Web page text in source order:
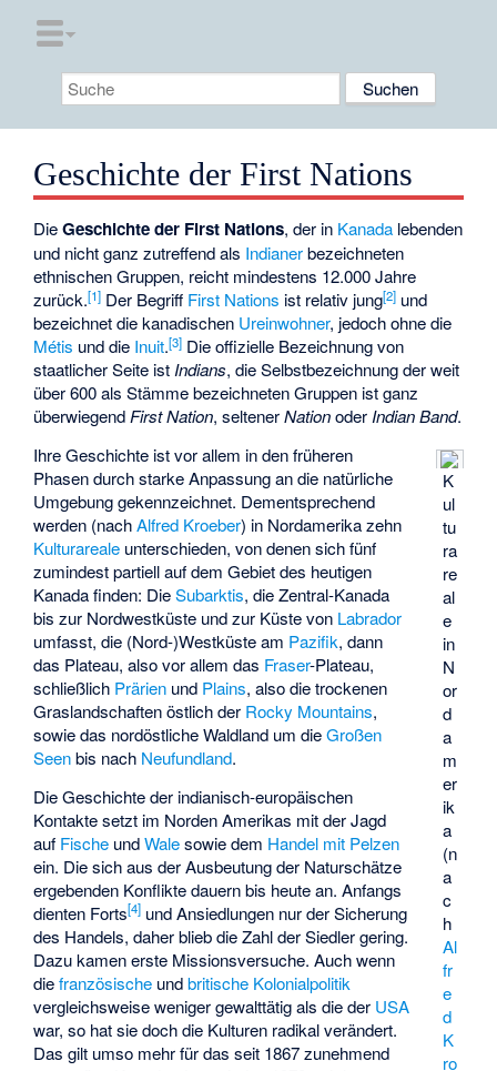
Geschichte der First Nations
DieGeschichte der First Nations, der in Kanada lebenden
und nicht ganz zutreffend als Indianerbezeichneten
ethnischen Gruppen, reicht mindestens 12.000 Jahre
zurück.[1] Der Begriff First Nations ist relativ jung[2] und
bezeichnet die kanadischen Ureinwohner, jedoch ohne die
Métis und die Inuit.[3] Die offizielle Bezeichnung von
staatlicher Seite istIndians, die Selbstbezeichnung der weit
über 600 als Stämme bezeichneten Gruppen ist ganz
überwiegendFirst Nation, seltenerNationoderIndian Band.
K
ul
tu
ra
re
al
e
in
N
or
d
a
m
er
ik
a
(n
a
c
h
Al
fr
e
d
K
ro
Ihre Geschichte ist vor allem in den früheren
Phasen durch starke Anpassung an die natürliche
Umgebung gekennzeichnet. Dementsprechend
werden (nachAlfred Kroeber) in Nordamerika zehn
Kulturareale unterschieden, von denen sich fünf
zumindest partiell auf dem Gebiet des heutigen
Kanada finden: DieSubarktis, die Zentral-Kanada
bis zur Nordwestküste und zur Küste von Labrador
umfasst, die (Nord-)Westküste am Pazifik, dann
das Plateau, also vor allem das Fraser-Plateau,
schließlich Prärien und Plains, also die trockenen
Graslandschaften östlich der Rocky Mountains,
sowie das nordöstliche Waldland um dieGroßen
Seenbis nach Neufundland.
Die Geschichte der indianisch-europäischen
Kontakte setzt im Norden Amerikas mit der Jagd
auf Fische undWalesowie dem Handel mit Pelzen
ein. Die sich aus der Ausbeutung der Naturschätze
ergebenden Konflikte dauern bis heute an. Anfangs
dienten Forts[4] und Ansiedlungen nur der Sicherung
des Handels, daher blieb die Zahl der Siedler gering.
Dazu kamen erste Missionsversuche. Auch wenn
diefranzösische undbritische Kolonialpolitik
vergleichsweise weniger gewalttätig als die der USA
war, so hat sie doch die Kulturen radikal verändert.
Das gilt umso mehr für das seit 1867 zunehmend